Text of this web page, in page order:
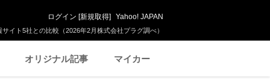
イト5社との比較（2026年2月株式会社プラグ調べ）
ログイン [新規取得] Yahoo! JAPAN
オリジナル記事 マイカー